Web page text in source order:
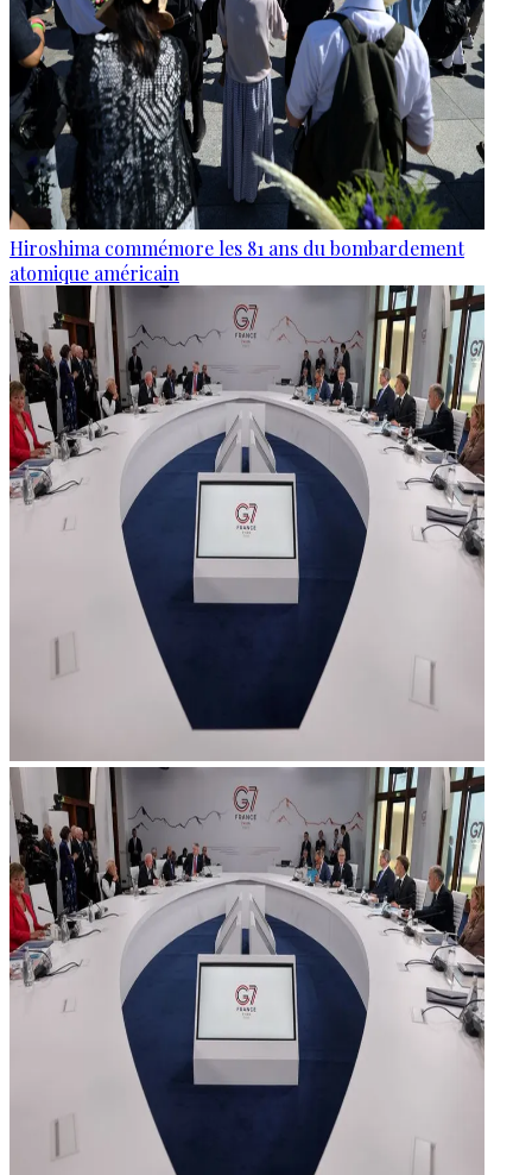
Hiroshima commémore les 81 ans du bombardement
atomique américain